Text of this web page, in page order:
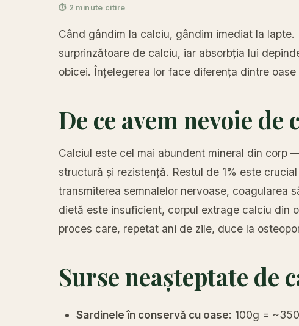
⏱ 2 minute citire
Când gândim la calciu, gândim imediat la
surprinzătoare de calciu, iar absorbția lui
obicei. Înțelegerea lor face diferența dintre
De ce avem nevoie de
Calciul este cel mai abundent mineral din corp
structură și rezistență. Restul de 1% este
transmiterea semnalelor nervoase, coagularea
dietă este insuficient, corpul extrage calciu din
proces care, repetat ani de zile, duce la
Surse neașteptate de
Sardinele în conservă cu oase: 100g =